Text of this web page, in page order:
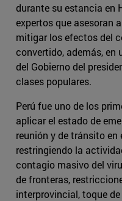
durante su estancia en
expertos que asesoran
mitigar los efectos del
convertido, además, en
del Gobierno del
clases populares.
Perú fue uno de los
aplicar el estado de
reunión y de tránsito
restringiendo la
contagio masivo del
de fronteras,
interprovincial, toque